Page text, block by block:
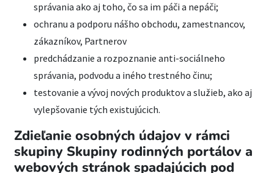
správania ako aj toho, čo sa im páči a nepáči;
ochranu a podporu nášho obchodu, zamestnancov,
zákazníkov, Partnerov
predchádzanie a rozpoznanie anti-sociálneho
správania, podvodu a iného trestného činu;
testovanie a vývoj nových produktov a služieb, ako aj
vylepšovanie tých existujúcich.
Zdieľanie osobných údajov v rámci
skupiny Skupiny rodinných portálov a
webových stránok spadajúcich pod